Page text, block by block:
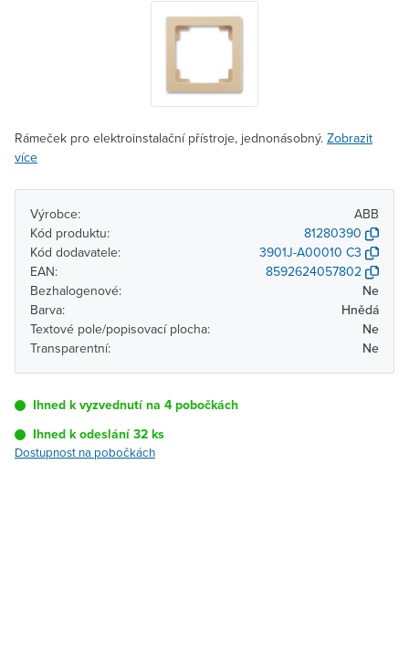
Rámeček pro elektroinstalační přístroje, jednonásobný. Zobrazit
více
Výrobce:
ABB
Kód produktu:
81280390
Kód dodavatele:
3901J-A00010 C3
EAN:
8592624057802
Bezhalogenové:
Ne
Barva:
Hnědá
Textové pole/popisovací plocha:
Ne
Transparentní:
Ne
Ihned k vyzvednutí na 4 pobočkách
Ihned k odeslání 32 ks
Dostupnost na pobočkách